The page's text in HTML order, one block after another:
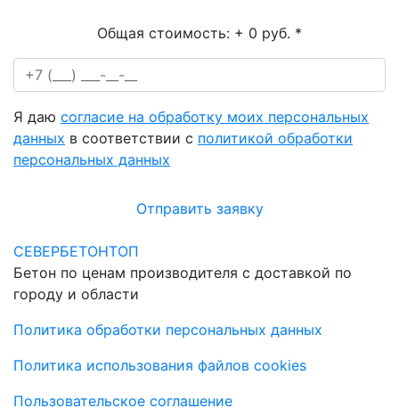
Общая стоимость: + 0 руб. *
Я даю согласие на обработку моих персональных
данных в соответствии с политикой обработки
персональных данных
Отправить заявку
СЕВЕРБЕТОНТОП
Бетон по ценам производителя с доставкой по
городу и области
Политика обработки персональных данных
Политика использования файлов cookies
Пользовательское соглашение